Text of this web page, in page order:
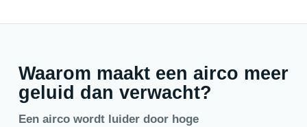
Waarom maakt een airco meer
geluid dan verwacht?
Een airco wordt luider door hoge